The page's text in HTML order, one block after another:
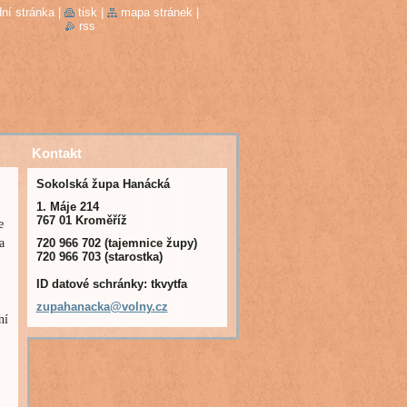
Kontakt
Sokolská župa Hanácká
1. Máje 214
767 01 Kroměříž
720 966 702 (tajemnice župy)
720 966 703 (starostka)
ID datové schránky: tkvytfa
zupahanacka@volny.cz
stránka tisk mapa stránek
rss